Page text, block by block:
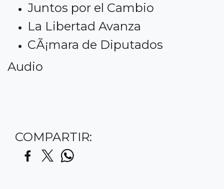
Juntos por el Cambio
La Libertad Avanza
CÃ¡mara de Diputados
Audio
COMPARTIR: